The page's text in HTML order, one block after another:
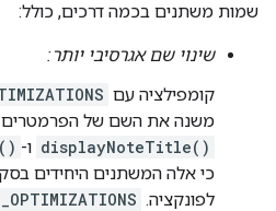
שמות משתנים בכמה דרכים, כולל:
שינוי שם אגרסיבי יותר:
קומפילציה עם
משנה את השם של הפרמטרים
displayNoteTitle() ו-
כי אלה המשתנים היחידים
לפונקציה. ‫